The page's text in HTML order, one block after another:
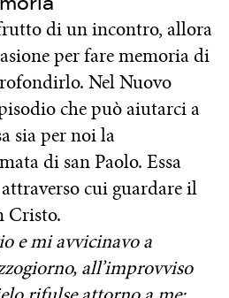
di un incontro, allora
per fare memoria di
Nel Nuovo
che può aiutarci a
sia per noi la
di san Paolo. Essa
cui guardare il
Cristo.
e mi avvicinavo a
all’improvviso